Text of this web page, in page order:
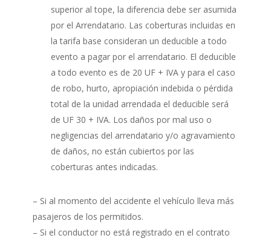
superior al tope, la diferencia debe ser asumida
por el Arrendatario. Las coberturas incluidas en
la tarifa base consideran un deducible a todo
evento a pagar por el arrendatario. El deducible
a todo evento es de 20 UF + IVA y para el caso
de robo, hurto, apropiación indebida o pérdida
total de la unidad arrendada el deducible será
de UF 30 + IVA. Los daños por mal uso o
negligencias del arrendatario y/o agravamiento
de daños, no están cubiertos por las
coberturas antes indicadas.
– Si al momento del accidente el vehículo lleva más
pasajeros de los permitidos.
– Si el conductor no está registrado en el contrato